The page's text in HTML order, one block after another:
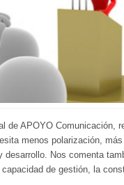
de APOYO Comunicación,
menos polarización,
desarrollo. Nos comenta
de gestión, la